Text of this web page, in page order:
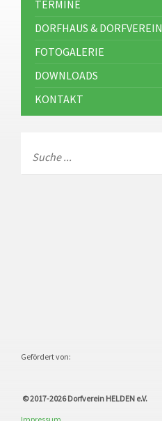
TERMINE
DORFHAUS & DORFVEREIN
FOTOGALERIE
DOWNLOADS
KONTAKT
Gefördert von:
© 2017-2026Dorfverein HELDEN e.V.